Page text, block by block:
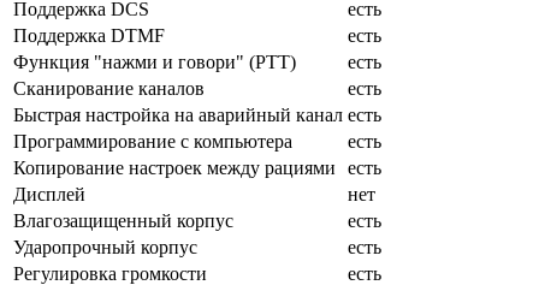
Поддержка DCS
есть
Поддержка DTMF
есть
Функция "нажми и говори" (PTT)
есть
Сканирование каналов
есть
Быстрая настройка на аварийный канал есть
Программирование с компьютера
есть
Копирование настроек между рациями
есть
Дисплей
нет
Влагозащищенный корпус
есть
Ударопрочный корпус
есть
Регулировка громкости
есть